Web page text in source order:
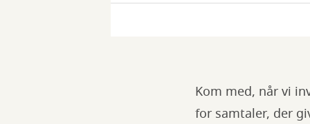
Kom med, når vi
for samtaler, der